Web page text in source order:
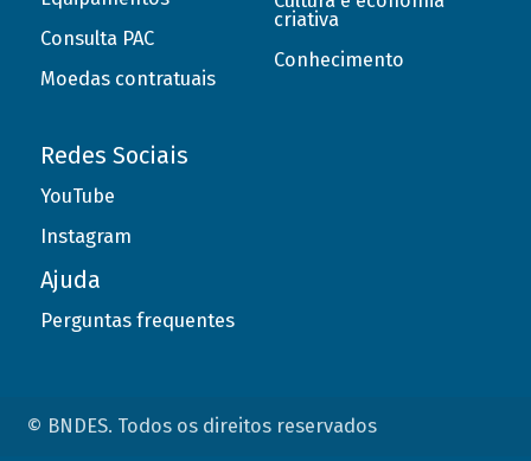
Consulta PAC
Moedas contratuais
criativa
Conhecimento
Redes Sociais
YouTube
Instagram
Ajuda
Perguntas frequentes
© BNDES. Todos os direitos reservados